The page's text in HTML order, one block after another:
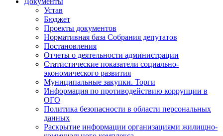
Устав
Бюджет
Проекты документов
Нормативная база Собрания депутатов
Постановления
Отчеты о деятельности администрации
Статистические показатели социально-
экономического развития
Муниципальные закупки. Торги
Информация по противодействию коррупции в
ОГО
Политика безопасности в области персональных
данных
Раскрытие информации организациями жилищно-